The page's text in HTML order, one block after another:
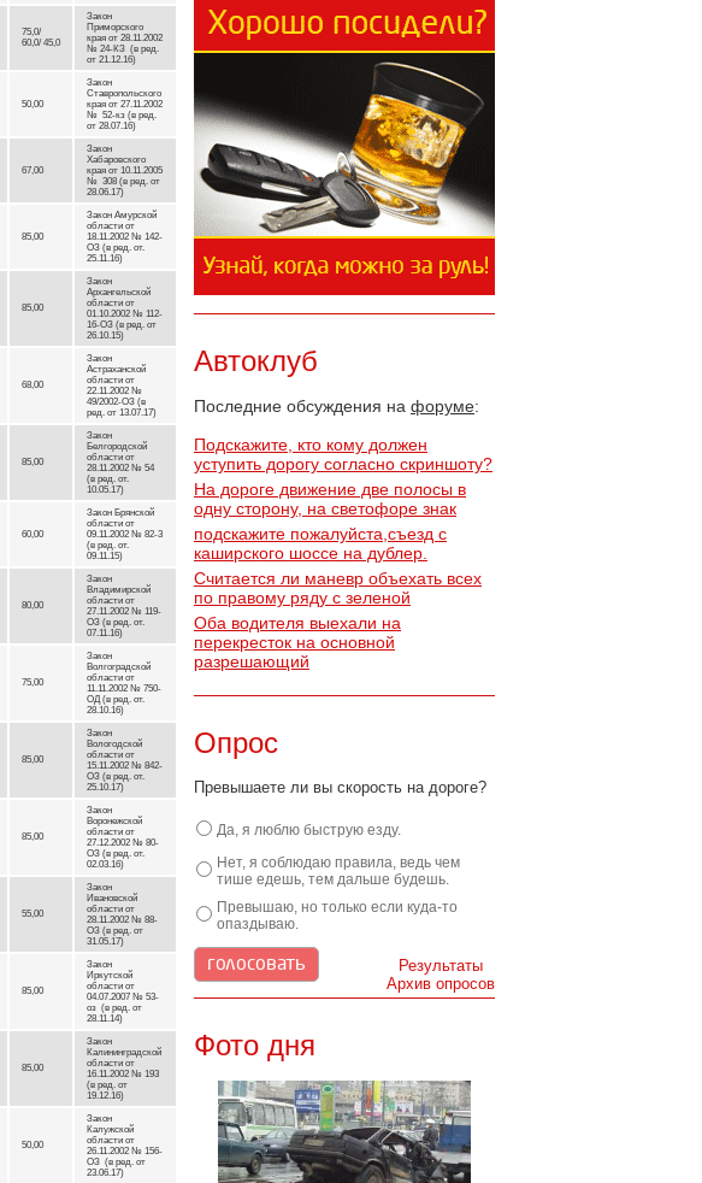
Автоклуб
Последние обсуждения на форуме:
Подскажите, кто кому должен
уступить дорогу согласно скриншоту?
На дороге движение две полосы в
одну сторону, на светофоре знак
подскажите пожалуйста,съезд с
каширского шоссе на дублер.
Считается ли маневр объехать всех
по правому ряду с зеленой
Оба водителя выехали на
перекресток на основной
разрешающий
Опрос
Превышаете ли вы скорость на дороге?
Да, я люблю быструю езду.
Нет, я соблюдаю правила, ведь чем
тише едешь, тем дальше будешь.
Превышаю, но только если куда-то
опаздываю.
Результаты
Архив опросов
Фото дня
75,0/
60,0/ 45,0
Закон
Приморского
края от 28.11.2002
№ 24-КЗ (в ред.
от 21.12.16)
50,00
Закон
Ставропольского
края от 27.11.2002
№ 52-кз (в ред.
от 28.07.16)
67,00
Закон
Хабаровского
края от 10.11.2005
№ 308 (в ред. от
28.06.17)
85,00
Закон Амурской
области от
18.11.2002 № 142-
ОЗ (в ред. от.
25.11.16)
85,00
Закон
Архангельской
области от
01.10.2002 № 112-
16-ОЗ (в ред. от
26.10.15)
68,00
Закон
Астраханской
области от
22.11.2002 №
49/2002-ОЗ (в
ред. от 13.07.17)
85,00
Закон
Белгородской
области от
28.11.2002 № 54
(в ред. от.
10.05.17)
60,00
Закон Брянской
области от
09.11.2002 № 82-3
(в ред. от.
09.11.15)
80,00
Закон
Владимирской
области от
27.11.2002 № 119-
ОЗ (в ред. от.
07.11.16)
75,00
Закон
Волгоградской
области от
11.11.2002 № 750-
ОД (в ред. от.
28.10.16)
85,00
Закон
Вологодской
области от
15.11.2002 № 842-
ОЗ (в ред. от.
25.10.17)
85,00
Закон
Воронежской
области от
27.12.2002 № 80-
ОЗ (в ред. от.
02.03.16)
55,00
Закон
Ивановской
области от
28.11.2002 № 88-
ОЗ (в ред. от
31.05.17)
85,00
Закон
Иркутской
области от
04.07.2007 № 53-
оз (в ред. от
28.11.14)
85,00
Закон
Калининградской
области от
16.11.2002 № 193
(в ред. от
19.12.16)
50,00
Закон
Калужской
области от
26.11.2002 № 156-
ОЗ (в ред. от
23.06.17)